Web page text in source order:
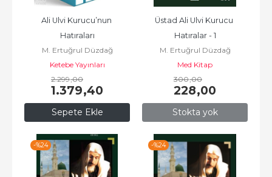
Sepete Ekle
Ali Ulvi Kurucu’nun
Hatıraları
M. Ertuğrul Düzdağ
Ketebe Yayınları
2.299,00
1.379,40
Stokta yok
Üstad Ali Ulvi Kurucu
Hatıralar - 1
M. Ertuğrul Düzdağ
Med Kitap
300,00
228,00
-%24 -%24